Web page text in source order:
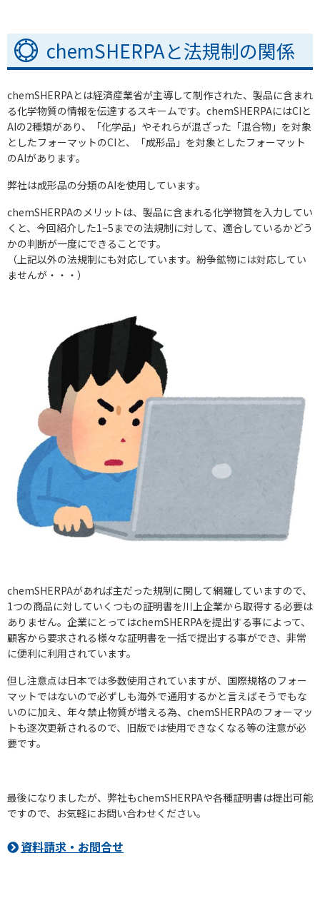
chemSHERPAと法規制の関係
chemSHERPAとは経済産業省が主導して制作された、製品に含まれ
る化学物質の情報を伝達するスキームです。chemSHERPAにはCIと
AIの2種類があり、「化学品」やそれらが混ざった「混合物」を対象
としたフォーマットのCIと、「成形品」を対象としたフォーマット
のAIがあります。
弊社は成形品の分類のAIを使用しています。
chemSHERPAのメリットは、製品に含まれる化学物質を入力してい
くと、今回紹介した1~5までの法規制に対して、適合しているかどう
かの判断が一度にできることです。
（上記以外の法規制にも対応しています。紛争鉱物には対応してい
ませんが・・・）
chemSHERPAがあれば主だった規制に関して網羅していますので、
1つの商品に対していくつもの証明書を川上企業から取得する必要は
ありません。企業にとってはchemSHERPAを提出する事によって、
顧客から要求される様々な証明書を一括で提出する事ができ、非常
に便利に利用されています。
但し注意点は日本では多数使用されていますが、国際規格のフォー
マットではないので必ずしも海外で通用するかと言えばそうでもな
いのに加え、年々禁止物質が増える為、chemSHERPAのフォーマッ
トも逐次更新されるので、旧版では使用できなくなる等の注意が必
要です。
最後になりましたが、弊社もchemSHERPAや各種証明書は提出可能
ですので、お気軽にお問い合わせください。
資料請求・お問合せ